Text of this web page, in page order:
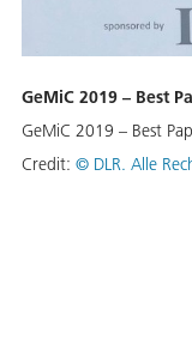
GeMiC 2019 – Best
GeMiC 2019 – Best
Credit: © DLR. Alle